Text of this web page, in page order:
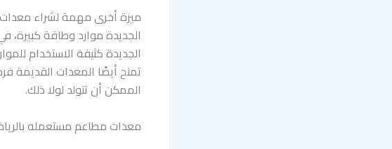
ميزة أخرى مهمة لشراء معدات
الجديدة موارد وطاقة
الجديدة كثيفة الاستخدام
تمنح أيضًا المعدات القديمة
الممكن أن تتولد لولا ذلك.
معدات مطاعم مستعمله